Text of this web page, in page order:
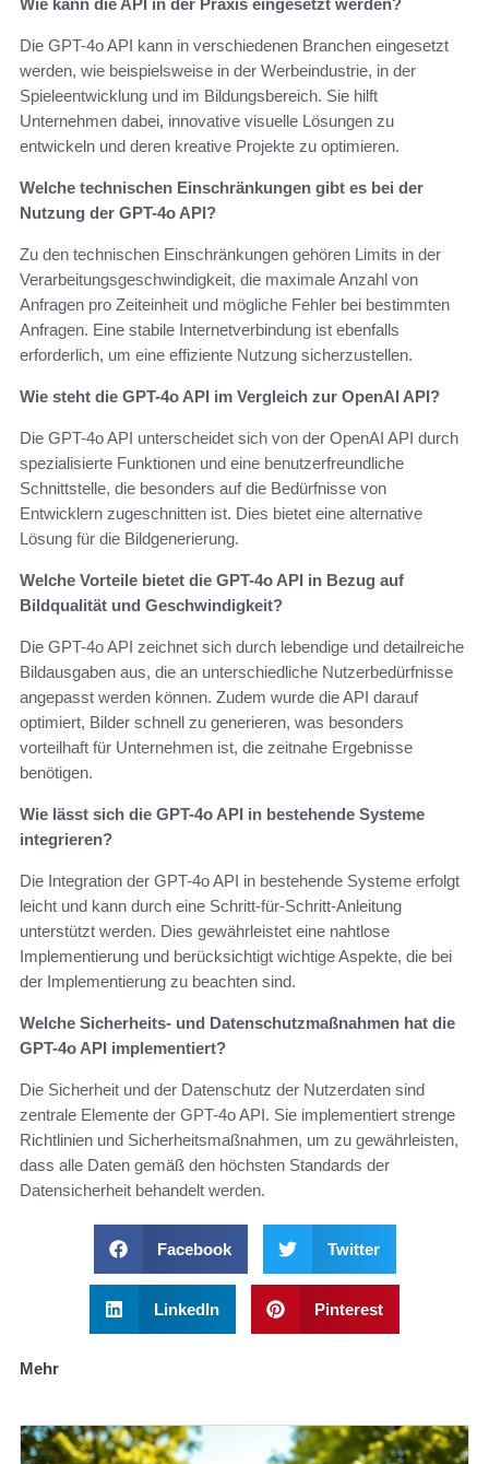
Die GPT-4o API kann in verschiedenen Branchen eingesetzt
werden, wie beispielsweise in der Werbeindustrie, in der
Spieleentwicklung und im Bildungsbereich. Sie hilft
Unternehmen dabei, innovative visuelle Lösungen zu
entwickeln und deren kreative Projekte zu optimieren.
Welche technischen Einschränkungen gibt es bei der
Nutzung der GPT-4o API?
Zu den technischen Einschränkungen gehören Limits in der
Verarbeitungsgeschwindigkeit, die maximale Anzahl von
Anfragen pro Zeiteinheit und mögliche Fehler bei bestimmten
Anfragen. Eine stabile Internetverbindung ist ebenfalls
erforderlich, um eine effiziente Nutzung sicherzustellen.
Wie steht die GPT-4o API im Vergleich zur OpenAI API?
Die GPT-4o API unterscheidet sich von der OpenAI API durch
spezialisierte Funktionen und eine benutzerfreundliche
Schnittstelle, die besonders auf die Bedürfnisse von
Entwicklern zugeschnitten ist. Dies bietet eine alternative
Lösung für die Bildgenerierung.
Welche Vorteile bietet die GPT-4o API in Bezug auf
Bildqualität und Geschwindigkeit?
Die GPT-4o API zeichnet sich durch lebendige und detailreiche
Bildausgaben aus, die an unterschiedliche Nutzerbedürfnisse
angepasst werden können. Zudem wurde die API darauf
optimiert, Bilder schnell zu generieren, was besonders
vorteilhaft für Unternehmen ist, die zeitnahe Ergebnisse
benötigen.
Wie lässt sich die GPT-4o API in bestehende Systeme
integrieren?
Die Integration der GPT-4o API in bestehende Systeme erfolgt
leicht und kann durch eine Schritt-für-Schritt-Anleitung
unterstützt werden. Dies gewährleistet eine nahtlose
Implementierung und berücksichtigt wichtige Aspekte, die bei
der Implementierung zu beachten sind.
Welche Sicherheits- und Datenschutzmaßnahmen hat die
GPT-4o API implementiert?
Die Sicherheit und der Datenschutz der Nutzerdaten sind
zentrale Elemente der GPT-4o API. Sie implementiert strenge
Richtlinien und Sicherheitsmaßnahmen, um zu gewährleisten,
dass alle Daten gemäß den höchsten Standards der
Datensicherheit behandelt werden.
Facebook Twitter
LinkedIn Pinterest
Mehr